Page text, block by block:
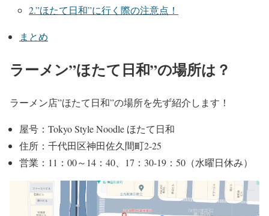
2.”ほたて日和”に行く際の注意点！
まとめ
ラーメン”ほたて日和”の場所は？
ラーメン店”ほたて日和”の場所を先ず紹介します！
屋号：Tokyo Style Noodle ほたて日和
住所：千代田区神田佐久間町2-25
営業：11：00～14：40、17：30-19：50（水曜日休み）